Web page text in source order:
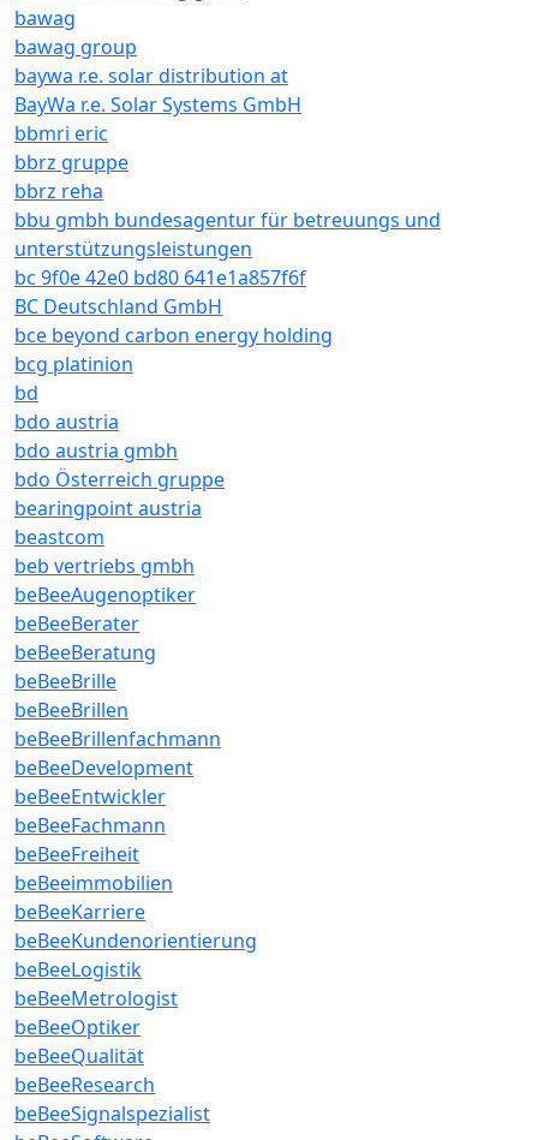
bawag
bawag group
baywa r.e. solar distribution at
BayWa r.e. Solar Systems GmbH
bbmri eric
bbrz gruppe
bbrz reha
bbu gmbh bundesagentur für betreuungs und
unterstützungsleistungen
bc 9f0e 42e0 bd80 641e1a857f6f
BC Deutschland GmbH
bce beyond carbon energy holding
bcg platinion
bd
bdo austria
bdo austria gmbh
bdo Österreich gruppe
bearingpoint austria
beastcom
beb vertriebs gmbh
beBeeAugenoptiker
beBeeBerater
beBeeBeratung
beBeeBrille
beBeeBrillen
beBeeBrillenfachmann
beBeeDevelopment
beBeeEntwickler
beBeeFachmann
beBeeFreiheit
beBeeimmobilien
beBeeKarriere
beBeeKundenorientierung
beBeeLogistik
beBeeMetrologist
beBeeOptiker
beBeeQualität
beBeeResearch
beBeeSignalspezialist